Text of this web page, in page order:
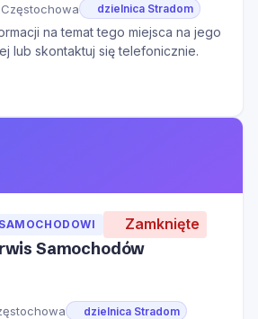
dzielnica Stradom
na temat tego miejsca na jego
lub skontaktuj się telefonicznie.
Zamknięte
Samochodów
dzielnica Stradom